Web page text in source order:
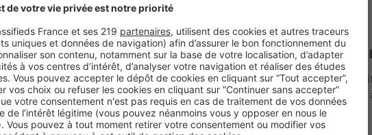
Biens d'exception
Pays Basque : surf and golf sur le
Surfeurs et golfeurs de tous horizons se retrouvent sur le
station balnéaire du Pays Basque dont les propriétés sont